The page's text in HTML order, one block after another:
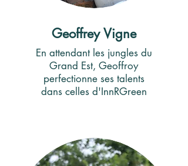
Geoffrey Vigne
En attendant les jungles du
Grand Est, Geoffroy
perfectionne ses talents
dans celles d'InnRGreen